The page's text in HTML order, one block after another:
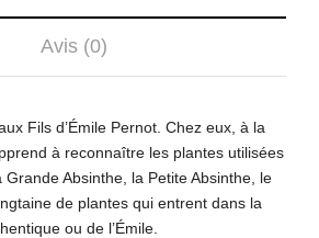
Avis (0)
Fils d’Émile Pernot. Chez eux, à la
à reconnaître les plantes utilisées
Grande Absinthe, la Petite Absinthe, le
de plantes qui entrent dans la
ou de l’Émile.